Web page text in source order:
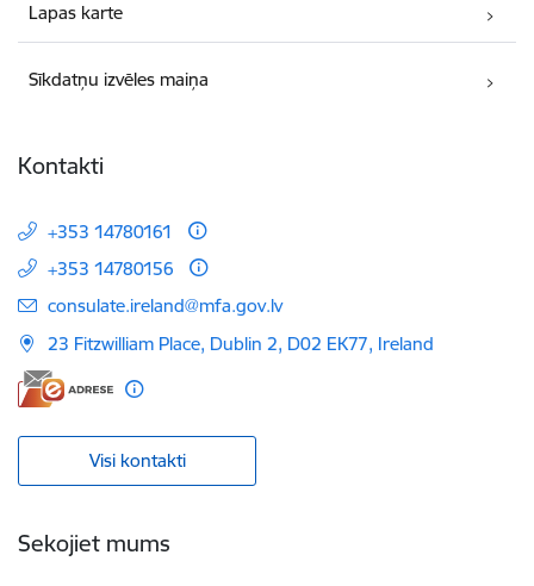
Lapas karte
Sīkdatņu izvēles maiņa
Kontakti
+353 14780161
+353 14780156
E-pasts:
consulate.ireland@mfa.gov.lv
23 Fitzwilliam Place, Dublin 2, D02 EK77, Ireland
Visi kontakti
Sekojiet mums